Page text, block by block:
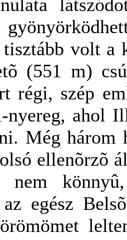
tisztább volt a
(551 m)
régi, szép
nyereg, ahol
Még három
ellenõrzõ
nem
egész